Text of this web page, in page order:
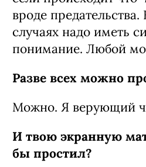
вроде
случаях надо иметь
понимание. Любой
Разве всех можно
Можно. Я верующий
И твою экранную
бы простил?